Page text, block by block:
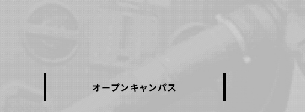
オープンキャンパス